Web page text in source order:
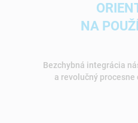
NA
Bezchybná integrácia
a revolučný